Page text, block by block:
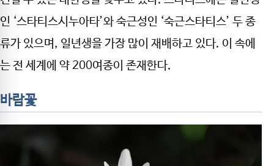
인 ‘스타티스시누아타’와 숙근성인 ‘숙근스타티스’ 두 종
류가 있으며, 일년생을 가장 많이 재배하고 있다. 이 속에
는 전 세계에 약 200여종이 존재한다.
바람꽃